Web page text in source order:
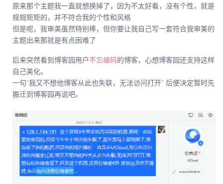
原来那个主题我一直就想换掉了，因为不太好看，没有个性，就是
规规矩矩的，并不符合我的个性和风格
但是呢，我审美虽然特别棒，但你要让我自己写一套符合我审美的
主题出来那就是有点困难了
后来突然看到博客园用户 不忘编码 的博客，心想博客园还支持这样
自己美化。
一句“我又不想他博客从此也失联，无法访问打开” 后便决定暂时先
搬迁到博客园再说吧。